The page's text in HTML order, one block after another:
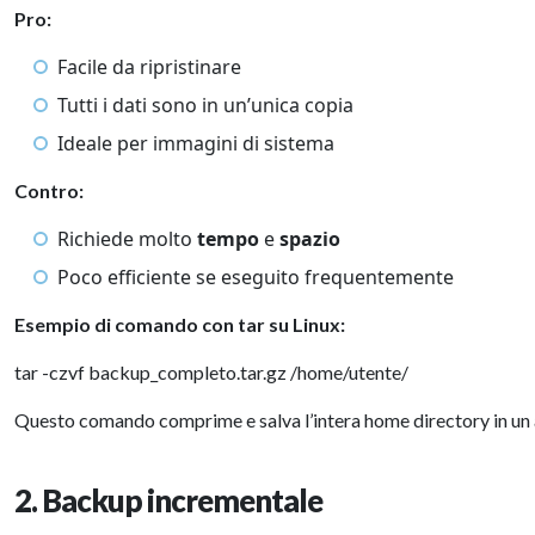
Pro:
Facile da ripristinare
Tutti i dati sono in un’unica copia
Ideale per immagini di sistema
Contro:
Richiede molto tempo espazio
Poco efficiente se eseguito frequentemente
Esempio di comando con tar su Linux:
tar -czvf backup_completo.tar.gz /home/utente/
Questo comando comprime e salva l’intera home directory in
2. Backup incrementale